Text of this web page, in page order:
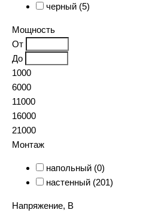
черный (5)
Мощность
От
До
1000
6000
11000
16000
21000
Монтаж
напольный (0)
настенный (201)
Напряжение, В